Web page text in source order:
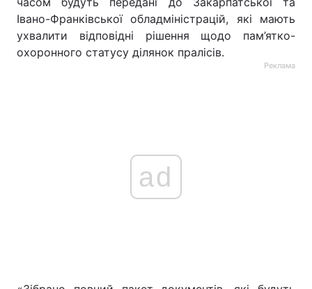
Івано-Франківської обладміністрацій, які мають
ухвалити відповідні рішення щодо пам’ятко-
охоронного статусу ділянок пралісів.
Реклама
ad